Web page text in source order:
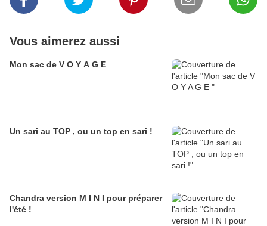
Vous aimerez aussi
Mon sac de V O Y A G E
Un sari au TOP , ou un top en sari !
Chandra version M I N I pour préparer
l'été !